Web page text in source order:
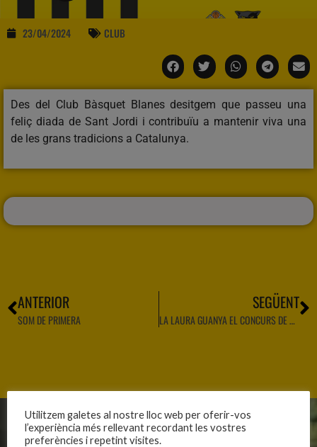
23/04/2024 CLUB
Des del Club Bàsquet Blanes desitgem que passeu una
feliç diada de Sant Jordi i contribuïu a mantenir viva una
de les grans tradicions a Catalunya.
ANTERIOR
SOM DE PRIMERA
SEGÜENT
LA LAURA GUANYA EL CONCURS DE PUNTS DE LLIBRE
CLUB EQUIPS
Utilitzem galetes al nostre lloc web per oferir-vos
l’experiència més rellevant recordant les vostres
preferències i repetint visites.